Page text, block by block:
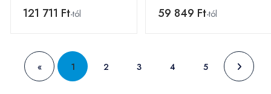
121 711 Ft-tól 59 849 Ft-tól
« 1 2 3 4 5